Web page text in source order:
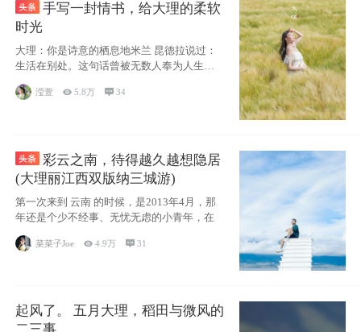
手写一封情书，给大理的柔软
时光
大理：你是诗意的栖息地米兰 昆德拉说过：
生活在别处。这句话曾被无数人奉为人生信
条，并
滢萱 5.8万 34
彩云之南，待得越久越想隐居
(大理丽江西双版纳三城游)
第一次来到 云南 的时候，是2013年4月，那
年还是个少不经事、无忧无虑的小青年，在
菜菜子Joe 4.9万  31
起风了。 五月大理，稻田与微风的